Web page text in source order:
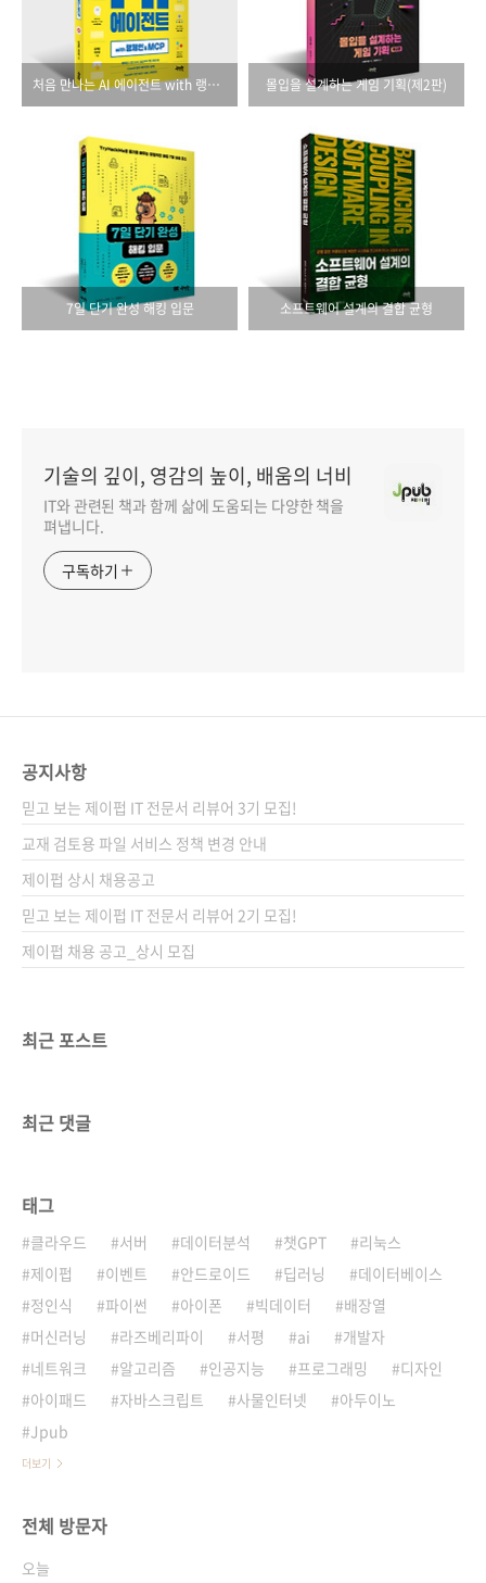
처음 만나는 AI 에이전트 with 랭체인 & MCP 몰입을 설계하는 게임 기획(제2판)
7일 단기 완성 해킹 입문 소프트웨어 설계의 결합 균형
기술의 깊이, 영감의 높이, 배움의 너비
IT와 관련된 책과 함께 삶에 도움되는 다양한 책을
펴냅니다.
구독하기
공지사항
믿고 보는 제이펍 IT 전문서 리뷰어 3기 모집!
교재 검토용 파일 서비스 정책 변경 안내
제이펍 상시 채용공고
믿고 보는 제이펍 IT 전문서 리뷰어 2기 모집!
제이펍 채용 공고_상시 모집
최근 포스트
최근 댓글
태그
클라우드 서버 데이터분석 챗GPT
리눅스
제이펍
이벤트 안드로이드 딥러닝
데이터베이스
정인식
파이썬 아이폰 빅데이터
배장열
머신러닝
라즈베리파이 서평 ai
개발자
네트워크
알고리즘 인공지능 프로그래밍
디자인
아이패드
자바스크립트 사물인터넷
아두이노
Jpub
더보기
전체 방문자
오늘